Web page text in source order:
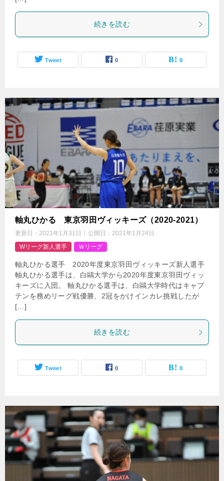
続きを読む
Tweet 0 0
軸丸ひかる 東京羽田ヴィッキーズ（2020-2021）
更新日： 2021年1月31日 公開日： 2021年1月24日
Wリーグ新人選手
Ｗリーグ
軸丸ひかる選手 2020年度東京羽田ヴィッキーズ新人選手
軸丸ひかる選手は、白鷗大学から2020年度東京羽田ヴィッ
キーズに入団。 軸丸ひかる選手は、白鷗大学時代はキャプ
テンを務めリーグ戦優勝、2冠をかけインカレ挑戦したが
[…]
続きを読む
Tweet 0 0